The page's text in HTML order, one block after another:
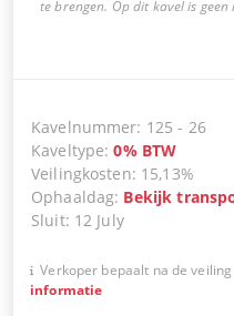
te brengen. Op dit kavel is
Kavelnummer: 125 - 26
Kaveltype:0% BTW
Veilingkosten: 15,13%
Ophaaldag: Bekijk
Sluit: 12 July
Verkoper bepaalt na de
informatie